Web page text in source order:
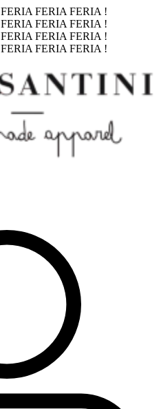
FERIA FERIA FERIA !
FERIA FERIA FERIA !
FERIA FERIA FERIA !
FERIA FERIA FERIA !